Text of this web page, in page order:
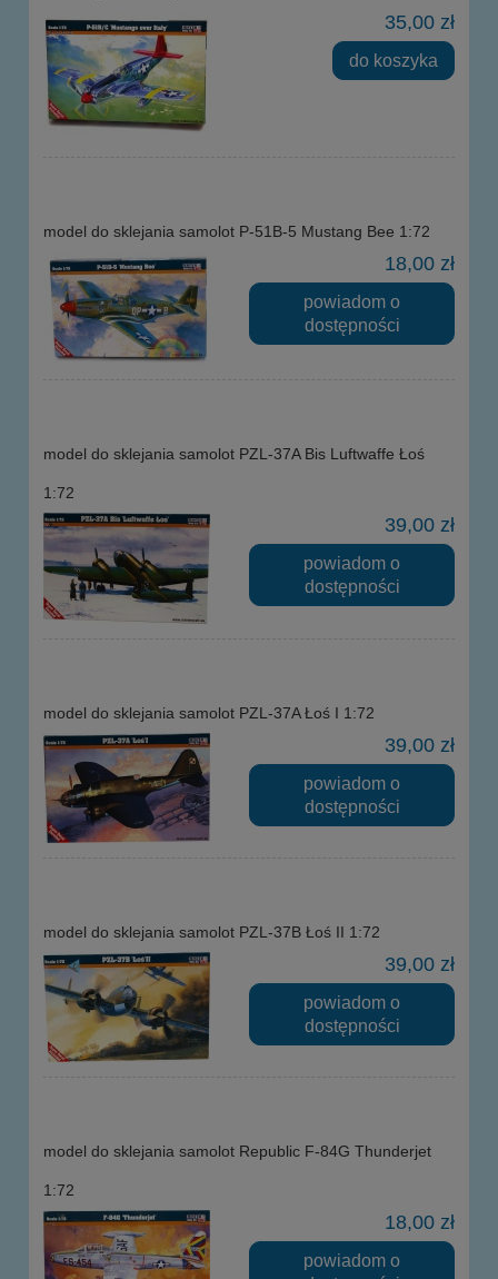
35,00 zł
do koszyka
model do sklejania samolot P-51B-5 Mustang Bee 1:72
18,00 zł
powiadom o
dostępności
model do sklejania samolot PZL-37A Bis Luftwaffe Łoś
1:72
39,00 zł
powiadom o
dostępności
model do sklejania samolot PZL-37A Łoś I 1:72
39,00 zł
powiadom o
dostępności
model do sklejania samolot PZL-37B Łoś II 1:72
39,00 zł
powiadom o
dostępności
model do sklejania samolot Republic F-84G Thunderjet
1:72
18,00 zł
powiadom o